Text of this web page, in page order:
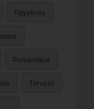
Figyelmes
Romantikus
Tervező